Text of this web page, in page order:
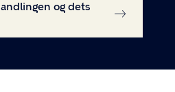
og dets